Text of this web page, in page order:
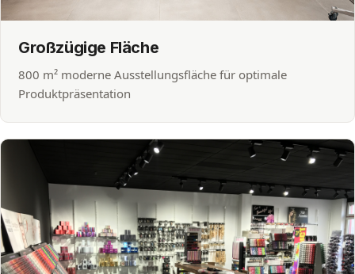
Großzügige Fläche
800 m² moderne Ausstellungsfläche für optimale
Produktpräsentation